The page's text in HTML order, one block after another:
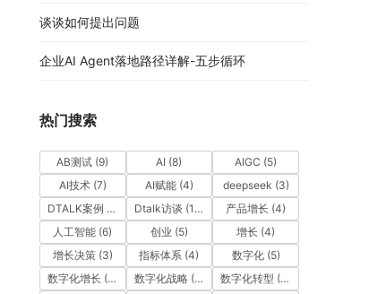
谈谈如何提出问题
企业AI Agent落地路径详解-五步循环
热门搜索
AB测试 (9) AI (8) AIGC (5)
AI技术(7) AI赋能(4) deepseek (3)
DTALK案例
Dtalk访谈 (13) 产品增长 (4)
人工智能 (6) 创业 (5) 增长 (4)
增长决策(3) 指标体系 (4) 数字化(5)
数字化增长 (3) 数字化战略(3) 数字化转型 (12)